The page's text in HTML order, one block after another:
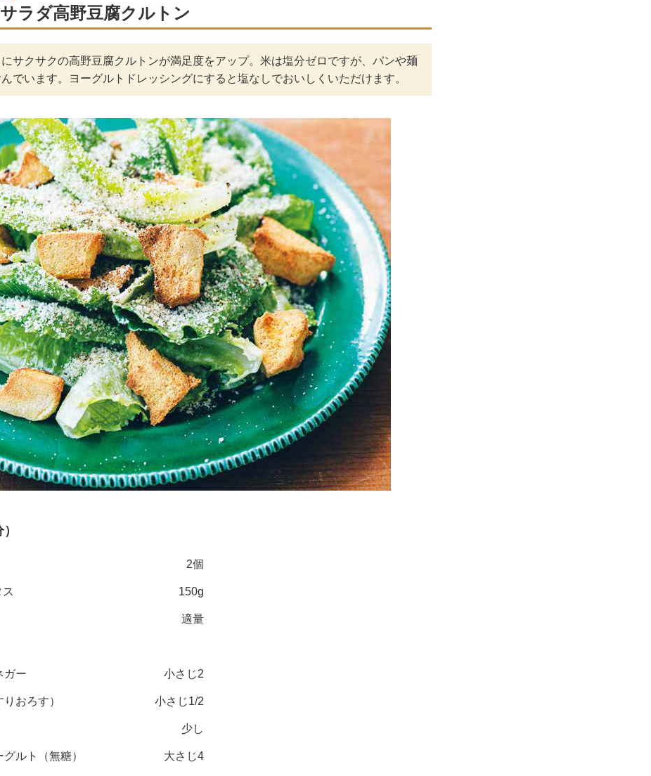
ラダ高野豆腐クルトン
サクサクの高野豆腐クルトンが満足度をアップ。米は塩分ゼロですが、パンや麺
でいます。ヨーグルトドレッシングにすると塩なしでおいしくいただけます。
2個
150g
適量
ガー 小さじ2
おろす） 小さじ1/2
少し
グルト（無糖） 大さじ4